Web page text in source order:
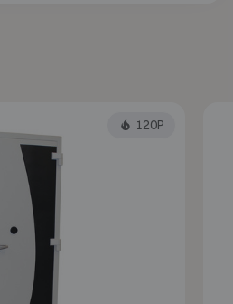
120P